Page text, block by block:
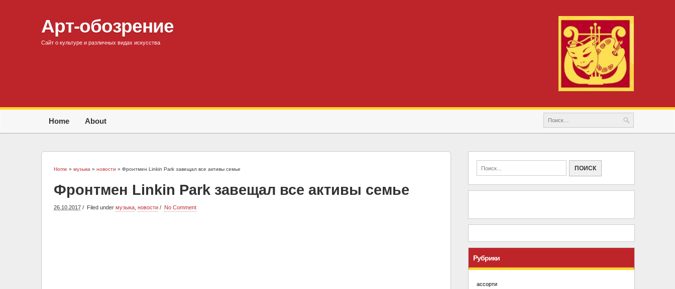
Арт-обозрение
Сайт о культуре и различных видах искусства
Home About
Home » музыка » новости » Фронтмен Linkin Park завещал все активы семье
Фронтмен Linkin Park завещал все активы семье
26.10.2017 Filed under музыка, новости No Comment
Рубрики
ассорти